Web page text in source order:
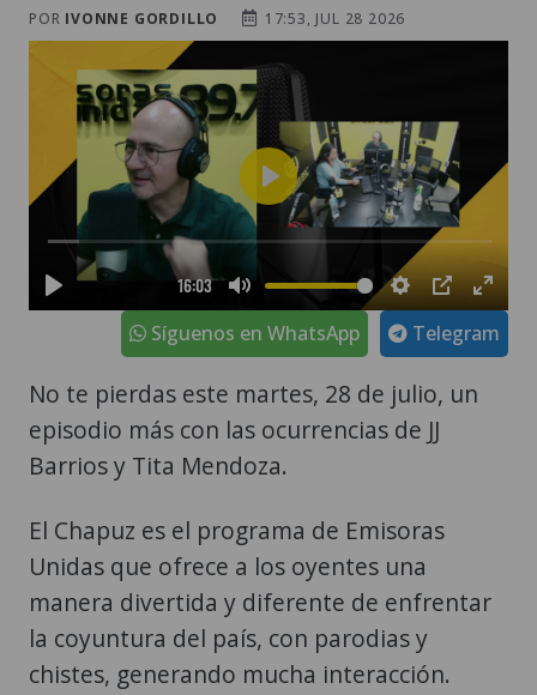
POR IVONNE GORDILLO 17:53, JUL 28 2026
Telegram
Síguenos en WhatsApp
No te pierdas este martes, 28 de julio, un
episodio más con las ocurrencias de JJ
Barrios y Tita Mendoza.
El Chapuz es el programa de Emisoras
Unidas que ofrece a los oyentes una
manera divertida y diferente de enfrentar
la coyuntura del país, con parodias y
chistes, generando mucha interacción.